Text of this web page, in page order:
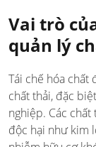
Vai trò
quản lý
Tái chế hóa chất
chất thải, đặc
nghiệp. Các
độc hại như kim